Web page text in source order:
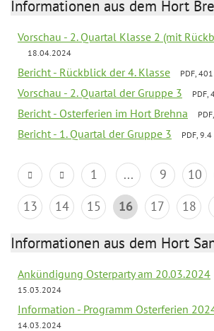
Informationen aus dem Hort
Vorschau - 2. Quartal Klasse 2 (mit
18.04.2024
Bericht - Rückblick der 4. Klasse PDF,
Vorschau - 2. Quartal der Gruppe 3 PDF,
Bericht - Osterferien im Hort Brehna
Bericht - 1. Quartal der Gruppe 3 PDF, 9.4
1 ... 9 10
13
14 15 16 17 18
Informationen aus dem Hort
Ankündigung Osterparty am 20.03.2024
15.03.2024
Information - Programm Osterferien
14.03.2024